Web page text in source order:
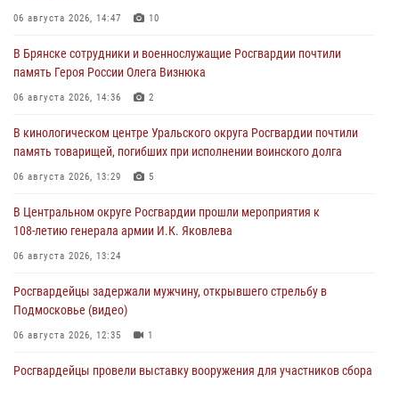
06 августа 2026, 14:47 10
В Брянске сотрудники и военнослужащие Росгвардии почтили
память Героя России Олега Визнюка
06 августа 2026, 14:36 2
В кинологическом центре Уральского округа Росгвардии почтили
память товарищей, погибших при исполнении воинского долга
06 августа 2026, 13:29 5
В Центральном округе Росгвардии прошли мероприятия к
108‑летию генерала армии И.К. Яковлева
06 августа 2026, 13:24
Росгвардейцы задержали мужчину, открывшего стрельбу в
Подмосковье (видео)
06 августа 2026, 12:35 1
Росгвардейцы провели выставку вооружения для участников сбора